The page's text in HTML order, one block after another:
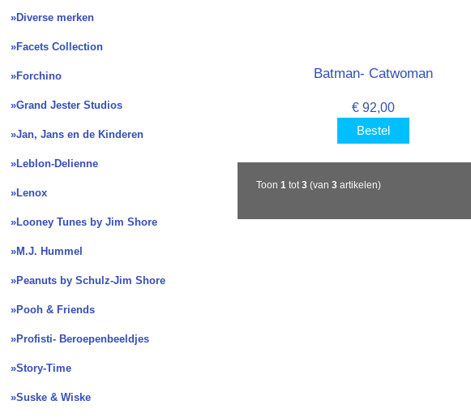
»Diverse merken
»Facets Collection
»Forchino
»Grand Jester Studios
»Jan, Jans en de Kinderen
»Leblon-Delienne
»Lenox
»Looney Tunes by Jim Shore
»M.J. Hummel
»Peanuts by Schulz-Jim Shore
»Pooh & Friends
»Profisti- Beroepenbeeldjes
»Story-Time
»Suske & Wiske
Batman- Catwoman
€ 92,00
Bestel
Toon1 tot3 (van3 artikelen)